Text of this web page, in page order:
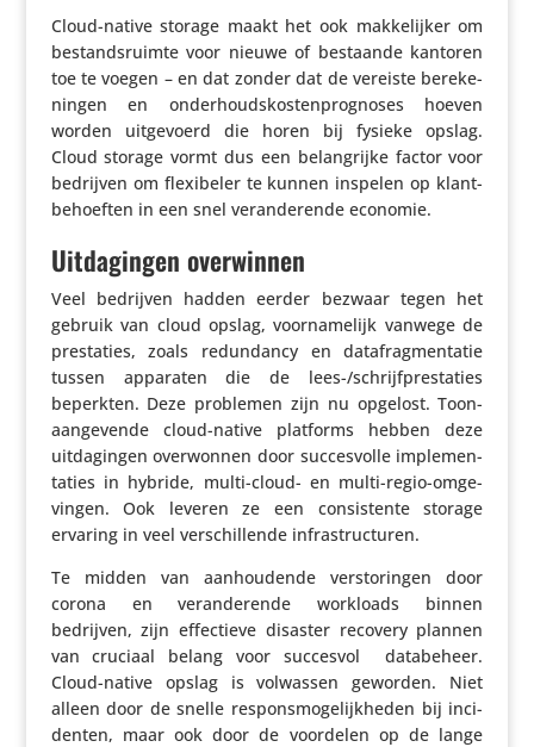
Cloud-native storage maakt het ook makke­lijker om
bestands­ruimte voor nieuwe of bestaande kantoren
toe te voegen – en dat zonder dat de vereiste bere­ke­
ningen en onder­houds­kos­ten­prog­noses hoeven
worden uitge­voerd die horen bij fysieke opslag.
Cloud storage vormt dus een belang­rijke factor voor
bedrijven om flexi­beler te kunnen inspelen op klant­
be­hoeften in een snel veran­de­rende economie.
Uitdagingen overwinnen
Veel bedrijven hadden eerder bezwaar tegen het
gebruik van cloud opslag, voor­na­me­lijk vanwege de
pres­ta­ties, zoals redun­dancy en dataf­rag­men­tatie
tussen apparaten die de lees-/schrijf­pres­ta­ties
beperkten. Deze problemen zijn nu opgelost. Toon­
aan­ge­vende cloud-native platforms hebben deze
uitda­gingen over­wonnen door succes­volle imple­men­
ta­ties in hybride, multi-cloud- en multi-regio-omge­
vingen. Ook leveren ze een consis­tente storage
ervaring in veel verschil­lende infrastructuren.
Te midden van aanhou­dende versto­ringen door
corona en veran­de­rende workloads binnen
bedrijven, zijn effec­tieve disaster recovery plannen
van cruciaal belang voor succesvol data­be­heer.
Cloud-native opslag is volwassen geworden. Niet
alleen door de snelle respons­mo­ge­lijk­heden bij inci­
denten, maar ook door de voordelen op de lange